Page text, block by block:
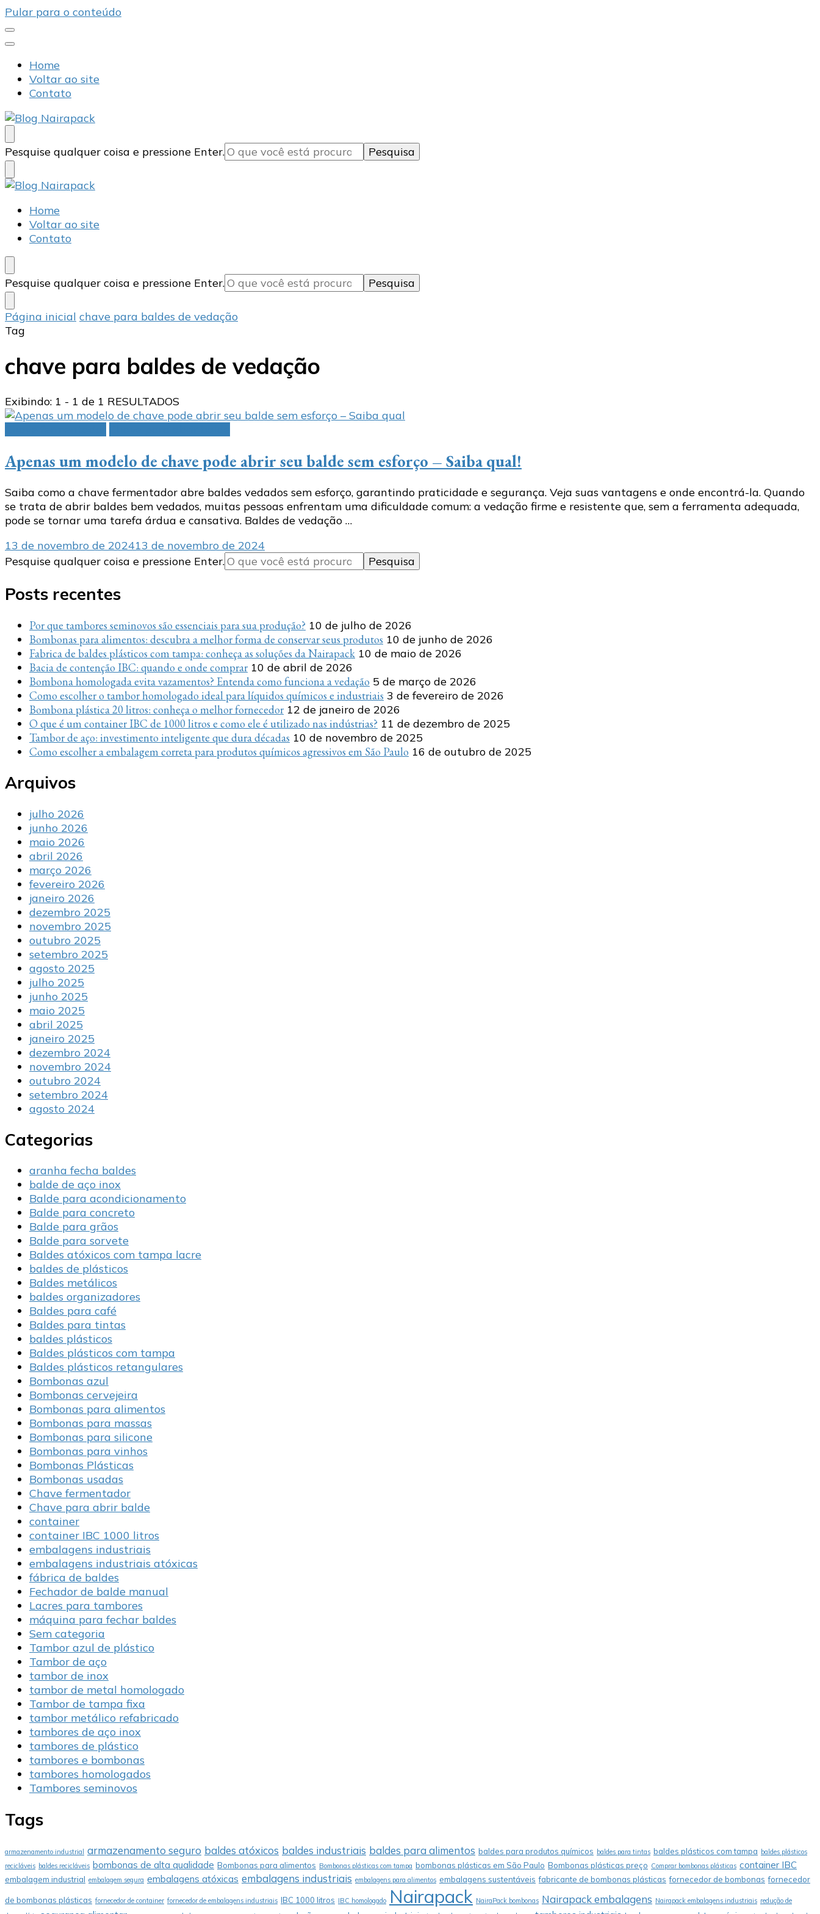
Pular para o conteúdo
Home
Voltar ao site
Contato
Blog Nairapack
Líder no Mercado de Embalagens
Procurando
algo?
Pesquise qualquer coisa e pressione Enter.
Blog Nairapack
Líder no Mercado de Embalagens
Home
Voltar ao site
Contato
Procurando
algo?
Pesquise qualquer coisa e pressione Enter.
Página inicial chave para baldes de vedação
Tag
chave para baldes de vedação
Exibindo: 1 - 1 de 1 RESULTADOS
Apenas um modelo de chave pode abrir seu balde sem esforço – Saiba qual!
Saiba como a chave fermentador abre baldes vedados sem esforço, garantindo praticidade e segurança. Veja suas vantagens e onde encontrá-la. Quando
se trata de abrir baldes bem vedados, muitas pessoas enfrentam uma dificuldade comum: a vedação firme e resistente que, sem a ferramenta adequada,
pode se tornar uma tarefa árdua e cansativa. Baldes de vedação …
13 de novembro de 202413 de novembro de 2024
Procurando
Pesquise qualquer coisa e pressione Enter.
Posts recentes
Por que tambores seminovos são essenciais para sua produção? 10 de julho de 2026
Bombonas para alimentos: descubra a melhor forma de conservar seus produtos 10 de junho de 2026
Fabrica de baldes plásticos com tampa: conheça as soluções da Nairapack 10 de maio de 2026
Bacia de contenção IBC: quando e onde comprar 10 de abril de 2026
Bombona homologada evita vazamentos? Entenda como funciona a vedação 5 de março de 2026
Como escolher o tambor homologado ideal para líquidos químicos e industriais 3 de fevereiro de 2026
Bombona plástica 20 litros: conheça o melhor fornecedor 12 de janeiro de 2026
O que é um container IBC de 1000 litros e como ele é utilizado nas indústrias? 11 de dezembro de 2025
Tambor de aço: investimento inteligente que dura décadas 10 de novembro de 2025
Como escolher a embalagem correta para produtos químicos agressivos em São Paulo 16 de outubro de 2025
Arquivos
julho 2026
junho 2026
maio 2026
abril 2026
março 2026
fevereiro 2026
janeiro 2026
dezembro 2025
novembro 2025
outubro 2025
setembro 2025
agosto 2025
julho 2025
junho 2025
maio 2025
abril 2025
janeiro 2025
dezembro 2024
novembro 2024
outubro 2024
setembro 2024
agosto 2024
Categorias
aranha fecha baldes
balde de aço inox
Balde para acondicionamento
Balde para concreto
Balde para grãos
Balde para sorvete
Baldes atóxicos com tampa lacre
baldes de plásticos
Baldes metálicos
baldes organizadores
Baldes para café
Baldes para tintas
baldes plásticos
Baldes plásticos com tampa
Baldes plásticos retangulares
Bombonas azul
Bombonas cervejeira
Bombonas para alimentos
Bombonas para massas
Bombonas para silicone
Bombonas para vinhos
Bombonas Plásticas
Bombonas usadas
Chave fermentador
Chave para abrir balde
container
container IBC 1000 litros
embalagens industriais
embalagens industriais atóxicas
fábrica de baldes
Fechador de balde manual
Lacres para tambores
máquina para fechar baldes
Sem categoria
Tambor azul de plástico
Tambor de aço
tambor de inox
tambor de metal homologado
Tambor de tampa fixa
tambor metálico refabricado
tambores de aço inox
tambores de plástico
tambores e bombonas
tambores homologados
Tambores seminovos
Tags
armazenamento industrial armazenamento seguro baldes atóxicos baldes industriais baldes para alimentos baldes para produtos químicos baldes para tintas baldes plásticos com tampa baldes plásticos
recicláveis baldes recicláveis bombonas de alta qualidade Bombonas para alimentos Bombonas plásticas com tampa bombonas plásticas em São Paulo Bombonas plásticas preço Comprar bombonas plásticas container IBC
embalagem industrial embalagem segura embalagens atóxicas embalagens industriais embalagens para alimentos embalagens sustentáveis fabricante de bombonas plásticas fornecedor de bombonas fornecedor
de bombonas plásticas fornecedor de container fornecedor de embalagens industriais IBC 1000 litros IBC homologado Nairapack NairaPack bombonas Nairapack embalagens Nairapack embalagens industriais redução de